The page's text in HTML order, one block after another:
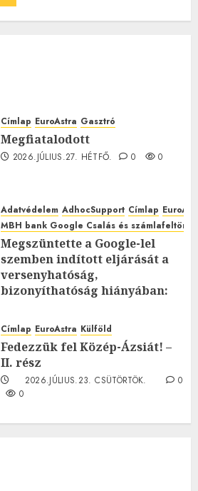
Címlap EuroAstra Gasztró
Megfiatalodott
2026.JÚLIUS.27. HÉTFŐ. 0 0
Adatvédelem AdhocSupport Címlap
MBH bank Google Csalás és
Megszüntette a Google-lel
szemben indított eljárását a
versenyhatóság,
bizonyíthatóság hiányában:
2026.JÚLIUS.23. CSÜTÖRTÖK.
0
Címlap EuroAstra Külföld
Fedezzük fel Közép-Ázsiát! –
II. rész
2026.JÚLIUS.23. CSÜTÖRTÖK.
0
0